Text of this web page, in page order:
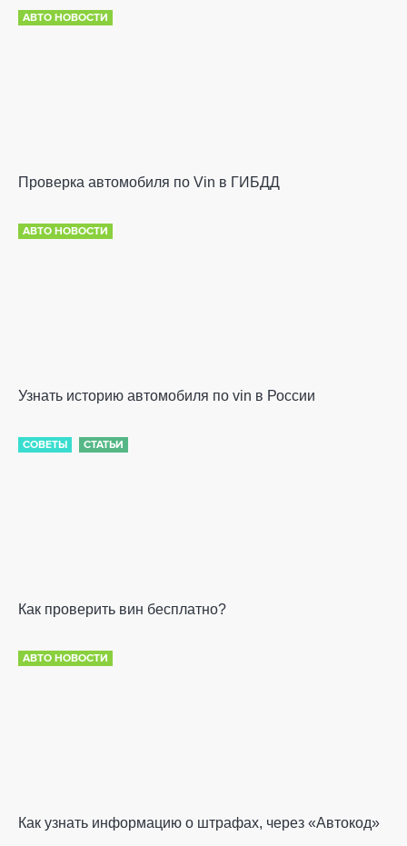
АВТО НОВОСТИ
Проверка автомобиля по Vin в ГИБДД
АВТО НОВОСТИ
Узнать историю автомобиля по vin в России
СОВЕТЫ СТАТЬИ
Как проверить вин бесплатно?
АВТО НОВОСТИ
Как узнать информацию о штрафах, через «Автокод»